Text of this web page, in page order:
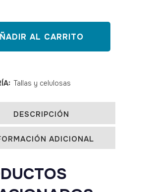
AL CARRITO
Tallas y celulosas
DESCRIPCIÓN
ADICIONAL